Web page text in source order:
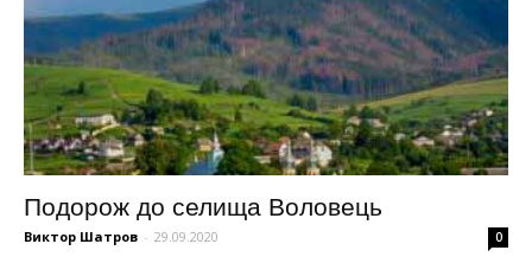
Подорож до селища Воловець
Виктор Шатров - 29.09.2020 0